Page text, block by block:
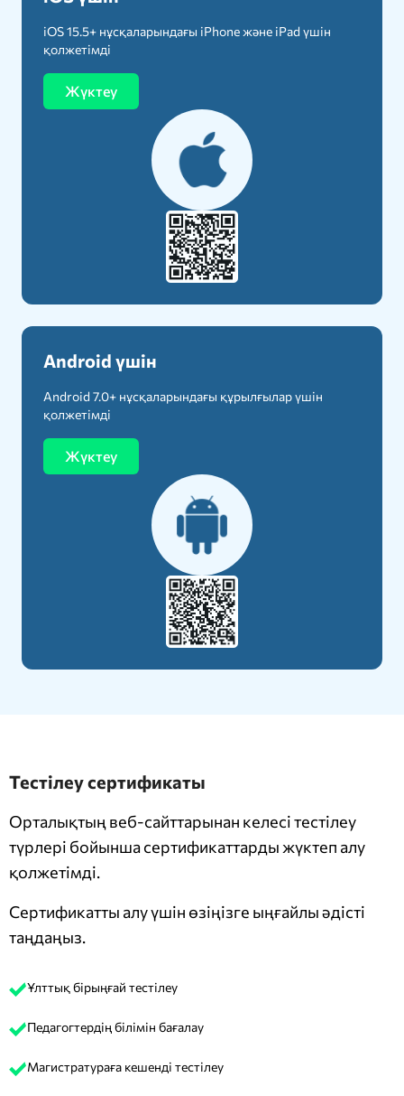
iOS 15.5+ нұсқаларындағы iPhone және iPad үшін
қолжетімді
Жүктеу
Android үшін
Android 7.0+ нұсқаларындағы құрылғылар үшін
қолжетімді
Жүктеу
Тестілеу сертификаты
Орталықтың веб-сайттарынан келесі тестілеу
түрлері бойынша сертификаттарды жүктеп алу
қолжетімді.
Сертификатты алу үшін өзіңізге ыңғайлы әдісті
таңдаңыз.
Ұлттық бірыңғай тестілеу
Педагогтердің білімін бағалау
Магистратураға кешенді тестілеу